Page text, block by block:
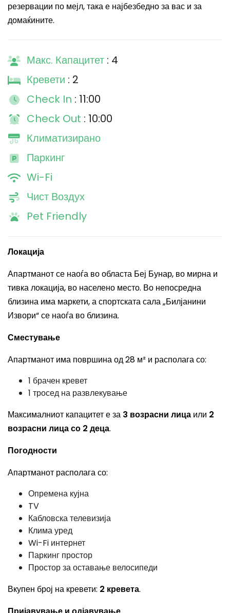
резервации по мејл, така е најбезбедно за вас и за
домаќините.
Макс. Капацитет : 4
Кревети : 2
Check In : 11:00
Check Out : 10:00
Климатизирано
Паркинг
Wi-Fi
Чист Воздух
Pet Friendly
Локација
Апартманот се наоѓа во областа Беј Бунар, во мирна и
тивка локација, во населено место. Во непосредна
близина има маркети, а спортската сала „Билјанини
Извори“ се наоѓа во близина.
Сместување
Апартманот има површина од 28 м² и располага со:
1 брачен кревет
1 тросед на развлекување
Максималниот капацитет е за 3 возрасни лица или 2
возрасни лица со 2 деца.
Погодности
Апартманот располага со:
Опремена кујна
TV
Кабловска телевизија
Клима уред
Wi-Fi интернет
Паркинг простор
Простор за оставање велосипеди
Вкупен број на кревети: 2 кревета.